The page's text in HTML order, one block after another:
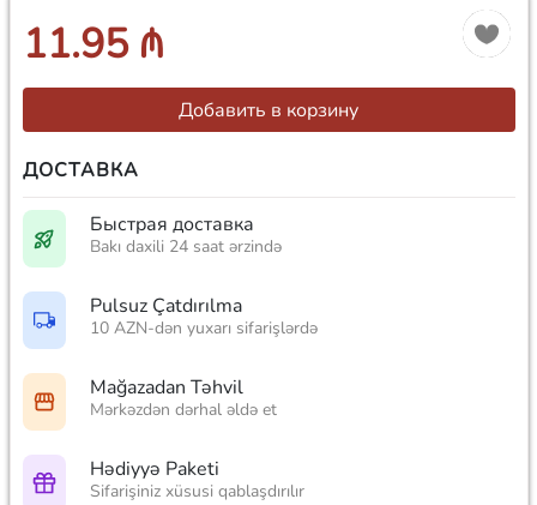
11.95 ₼
Добавить в корзину
ДОСТАВКА
Быстрая доставка
Bakı daxili 24 saat ərzində
Pulsuz Çatdırılma
10 AZN-dən yuxarı sifarişlərdə
Mağazadan Təhvil
Mərkəzdən dərhal əldə et
Hədiyyə Paketi
Sifarişiniz xüsusi qablaşdırılır